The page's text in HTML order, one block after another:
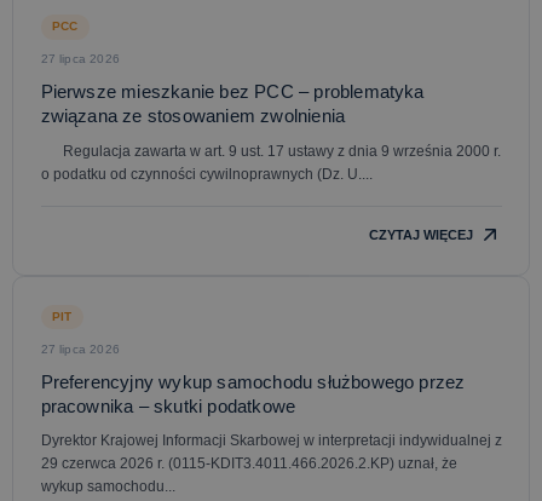
PCC
27 lipca 2026
Pierwsze mieszkanie bez PCC – problematyka
związana ze stosowaniem zwolnienia
Regulacja zawarta w art. 9 ust. 17 ustawy z dnia 9 września 2000 r.
o podatku od czynności cywilnoprawnych (Dz. U....
CZYTAJ WIĘCEJ
PIT
27 lipca 2026
Preferencyjny wykup samochodu służbowego przez
pracownika – skutki podatkowe
Dyrektor Krajowej Informacji Skarbowej w interpretacji indywidualnej z
29 czerwca 2026 r. (0115-KDIT3.4011.466.2026.2.KP) uznał, że
wykup samochodu...